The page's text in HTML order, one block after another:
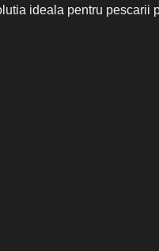
ideala pentru pescarii